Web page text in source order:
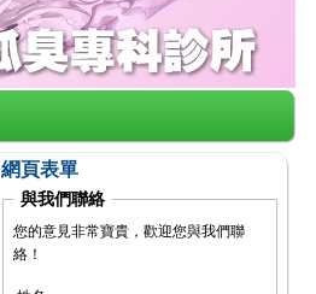
網頁表單
與我們聯絡
您的意見非常寶貴，歡迎您與我們聯
絡！